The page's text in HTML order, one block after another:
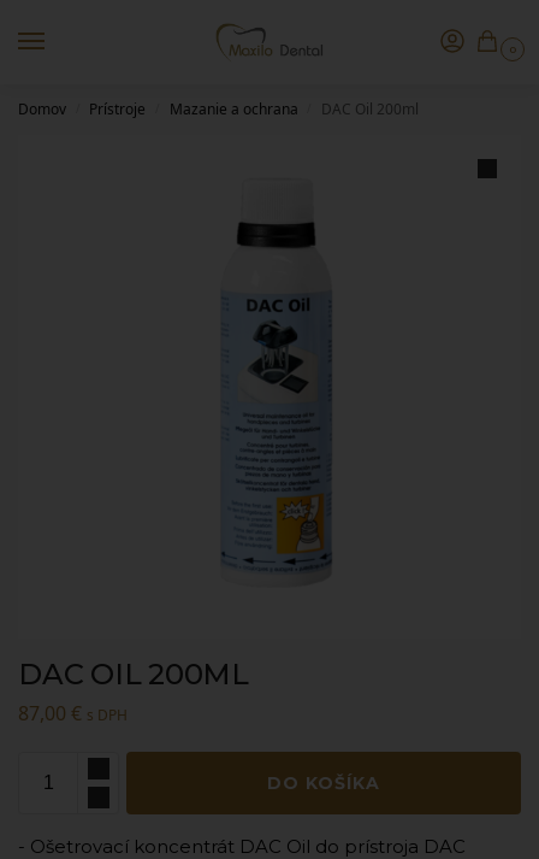
0
Domov Prístroje Mazanie a ochrana DAC Oil 200ml
DAC OIL 200ML
87,00 € s DPH
DO KOŠÍKA
- Ošetrovací koncentrát DAC Oil do prístroja DAC